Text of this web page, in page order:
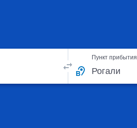
Пункт прибытия